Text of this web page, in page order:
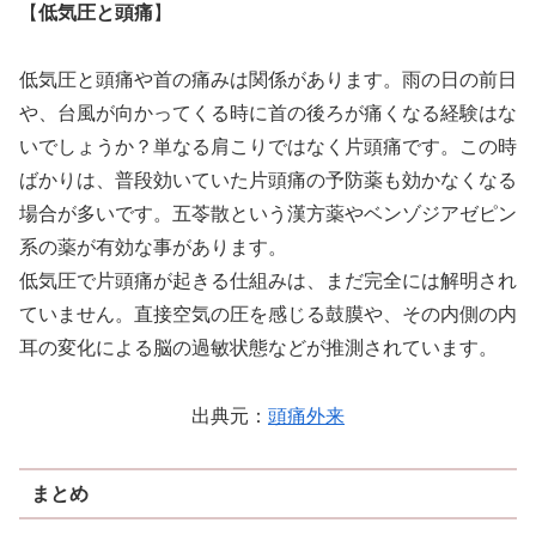
【低気圧と頭痛】
低気圧と頭痛や首の痛みは関係があります。雨の日の前日
や、台風が向かってくる時に首の後ろが痛くなる経験はな
いでしょうか？単なる肩こりではなく片頭痛です。この時
ばかりは、普段効いていた片頭痛の予防薬も効かなくなる
場合が多いです。五苓散という漢方薬やベンゾジアゼピン
系の薬が有効な事があります。
低気圧で片頭痛が起きる仕組みは、まだ完全には解明され
ていません。直接空気の圧を感じる鼓膜や、その内側の内
耳の変化による脳の過敏状態などが推測されています。
出典元： 頭痛外来
まとめ